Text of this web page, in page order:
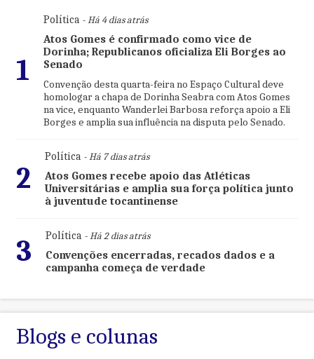
1
Política- Há 4 dias atrás
Atos Gomes é confirmado como vice de
Dorinha; Republicanos oficializa Eli Borges ao
Senado
Convenção desta quarta-feira no Espaço Cultural deve
homologar a chapa de Dorinha Seabra com Atos Gomes
na vice, enquanto Wanderlei Barbosa reforça apoio a Eli
Borges e amplia sua influência na disputa pelo Senado.
2
Política- Há 7 dias atrás
Atos Gomes recebe apoio das Atléticas
Universitárias e amplia sua força política junto
à juventude tocantinense
3 Política- Há 2 dias atrás
Convenções encerradas, recados dados e a
campanha começa de verdade
Blogs e colunas